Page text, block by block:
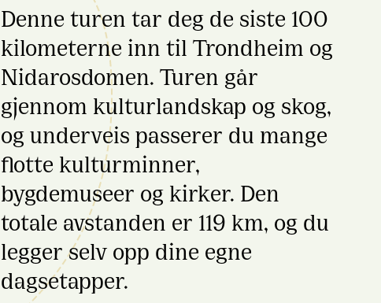
Denne turen tar deg de siste 100
kilometerne inn til Trondheim og
Nidarosdomen. Turen går
gjennom kulturlandskap og skog,
og underveis passerer du mange
flotte kulturminner,
bygdemuseer og kirker. Den
totale avstanden er 119 km, og du
legger selv opp dine egne
dagsetapper.